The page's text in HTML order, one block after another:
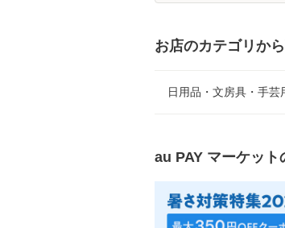
お店のカテゴリか
日用品・文房具・手芸
au PAY マーケット